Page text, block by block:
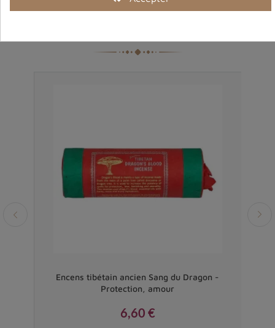
Encens tibétain ancien Sang du Dragon -
Protection, amour
6,60 €